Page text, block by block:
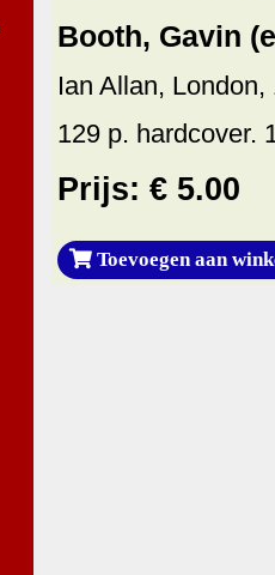
Booth, Gavin
Ian Allan, London,
129 p. hardcover.
Prijs: € 5.00
Toevoegen aan